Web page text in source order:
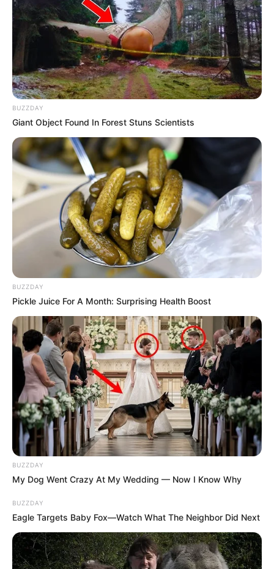
ΣΠΑΜΕ ΤΟ ΜΑΤΡΙΞ – ΤΟ ΒΙΒΛΙΟ
ΔΗΜΟΦΙΛΗ ΑΡΘΡΑ
BUZZDAY
Giant Object Found In Forest Stuns Scientists
BUZZDAY
Pickle Juice For A Month: Surprising Health Boost
BUZZDAY
My Dog Went Crazy At My Wedding — Now I Know Why
BUZZDAY
Eagle Targets Baby Fox—Watch What The Neighbor Did Next